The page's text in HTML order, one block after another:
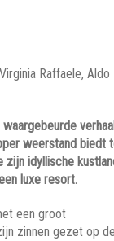
Raffaele, Aldo
weerstand biedt
zijn idyllische
luxe resort.
een groot
zinnen gezet op